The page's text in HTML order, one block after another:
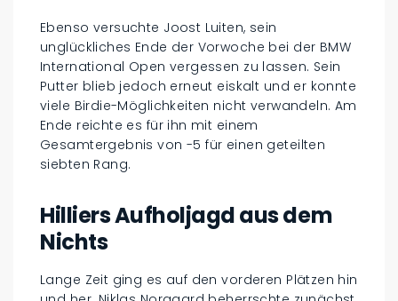
Ebenso versuchte Joost Luiten, sein
unglückliches Ende der Vorwoche bei der BMW
International Open vergessen zu lassen. Sein
Putter blieb jedoch erneut eiskalt und er konnte
viele Birdie-Möglichkeiten nicht verwandeln. Am
Ende reichte es für ihn mit einem
Gesamtergebnis von -5 für einen geteilten
siebten Rang.
Hilliers Aufholjagd aus dem
Nichts
Lange Zeit ging es auf den vorderen Plätzen hin